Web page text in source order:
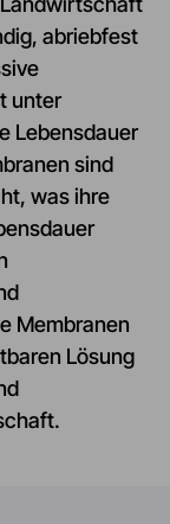
abriebfest
unter
Lebensdauer
sind
was ihre
Membranen
Lösung